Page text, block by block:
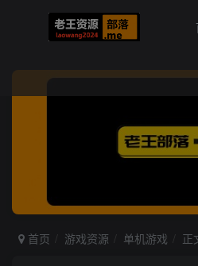
首页 游戏资源 单机游戏 正